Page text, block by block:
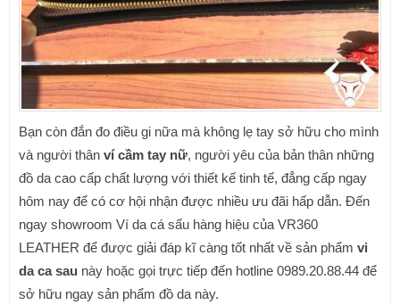
Bạn còn đắn đo điều gi nữa mà không lẹ tay sở hữu cho mình
và người thân ví cầm tay nữ, người yêu của bản thân những
đồ da cao cấp chất lượng với thiết kế tinh tế, đẳng cấp ngay
hôm nay để có cơ hội nhận được nhiều ưu đãi hấp dẫn. Đến
ngay showroom Ví da cá sấu hàng hiệu của VR360
LEATHER để được giải đáp kĩ càng tốt nhất về sản phẩm vi
da ca sau này hoặc gọi trực tiếp đến hotline 0989.20.88.44 để
sở hữu ngay sản phẩm đồ da này.